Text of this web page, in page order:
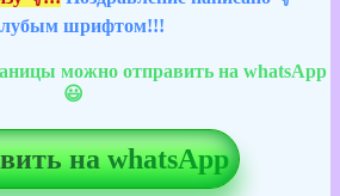
шрифтом!!!
можно отправить на whatsApp
😃
на whatsApp